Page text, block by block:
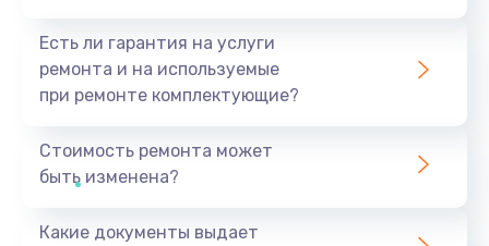
Есть ли гарантия на услуги
ремонта и на используемые
при ремонте комплектующие?
Стоимость ремонта может
быть изменена?
Какие документы выдает